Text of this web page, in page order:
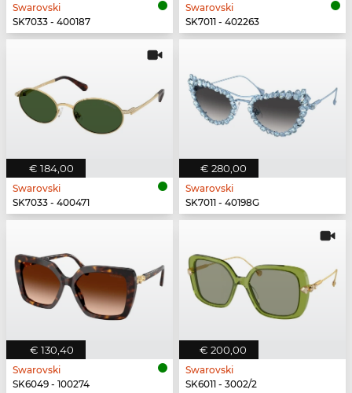
Swarovski
SK7033 - 400187
Swarovski
SK7011 - 402263
€ 184,00
Swarovski
SK7033 - 400471
€ 280,00
Swarovski
SK7011 - 40198G
€ 130,40
Swarovski
SK6049 - 100274
€ 200,00
Swarovski
SK6011 - 3002/2